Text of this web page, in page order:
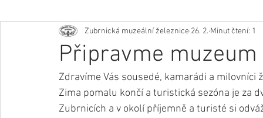
Připravme
Zubrnická muzeální železnice 26. 2. Minut čtení: 1
Zdravíme Vás sousedé, kamarádi a milovníci
Zima pomalu končí a turistická sezóna je za
Zubrnicích a v okolí příjemně a turisté si